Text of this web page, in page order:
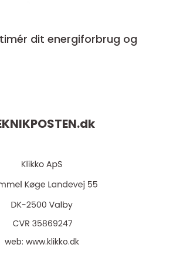
dit energiforbrug og
dk
web: www.klikko.dk